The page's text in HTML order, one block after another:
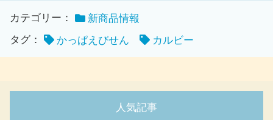
カテゴリー：
新商品情報
タグ：
かっぱえびせん カルビー
人気記事